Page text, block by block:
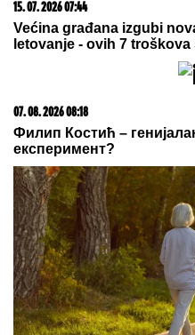
15. 07. 2026 07:44
Većina građana izgubi
letovanje - ovih 7
07. 08. 2026 08:18
Филип Костић –
експеримент?